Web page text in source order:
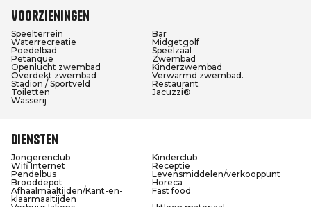
Voorzieningen
Speelterrein
Bar
Waterrecreatie
Midgetgolf
Poedelbad
Speelzaal
Petanque
Zwembad
Openlucht zwembad
Kinderzwembad
Overdekt zwembad
Verwarmd zwembad.
Stadion / Sportveld
Restaurant
Toiletten
Jacuzzi®
Wasserij
Diensten
Jongerenclub
Kinderclub
Wifi Internet
Receptie
Pendelbus
Levensmiddelen/verkooppunt
Brooddepot
Horeca
Afhaalmaaltijden/Kant-en-
klaarmaaltijden
Fast food